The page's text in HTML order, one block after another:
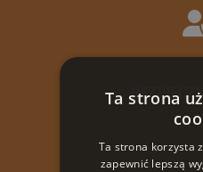
Ta strona
Ta strona korzysta
zapewnić lepszą